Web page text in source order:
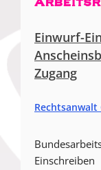
Einwurf-
Zugang